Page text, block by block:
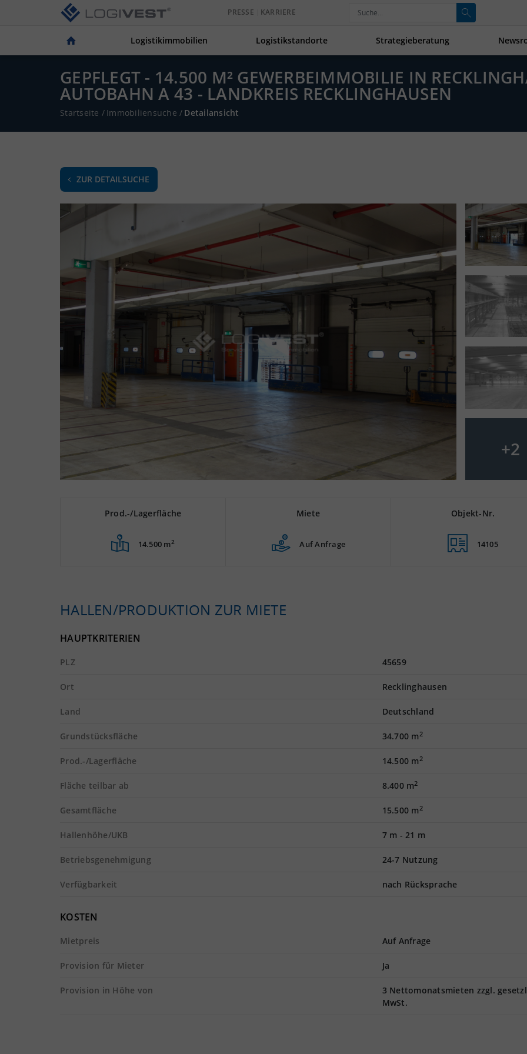
PRESSE KARRIERE
Logistikimmobilien Logistikstandorte Strategieberatung
GEPFLEGT - 14.500 M² GEWERBEIMMOBILIE IN
AUTOBAHN A 43 - LANDKREIS RECKLINGHAUSEN
Startseite / Immobiliensuche / Detailansicht
ZUR DETAILSUCHE
+2
Prod.-/Lagerfläche
14.500 m2
Miete
Auf Anfrage
Objekt-Nr.
14105
HALLEN/PRODUKTION ZUR MIETE
HAUPTKRITERIEN
PLZ 45659
Ort Recklinghausen
Land Deutschland
Grundstücksfläche 34.700 m2
Prod.-/Lagerfläche 14.500 m2
Fläche teilbar ab 8.400 m2
Gesamtfläche 15.500 m2
Hallenhöhe/UKB 7 m -21 m
Betriebsgenehmigung 24-7 Nutzung
Verfügbarkeit nach Rücksprache
KOSTEN
Mietpreis Auf Anfrage
Provision für Mieter Ja
Provision in Höhe von
3 Nettomonatsmieten zzgl.
MwSt.